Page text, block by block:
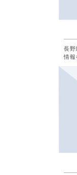
長野
情報